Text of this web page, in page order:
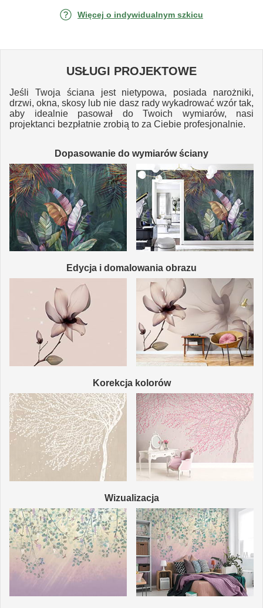
Więcej o indywidualnym szkicu
USŁUGI PROJEKTOWE
Jeśli Twoja ściana jest nietypowa, posiada narożniki,
drzwi, okna, skosy lub nie dasz rady wykadrować wzór tak,
aby idealnie pasował do Twoich wymiarów, nasi
projektanci bezpłatnie zrobią to za Ciebie profesjonalnie.
Dopasowanie do wymiarów ściany
Edycja i domalowania obrazu
Korekcja kolorów
Wizualizacja